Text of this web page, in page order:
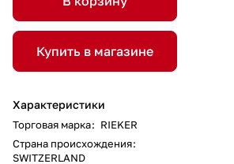
Купить в магазине
Характеристики
Торговая марка: RIEKER
Страна происхождения:
SWITZERLAND